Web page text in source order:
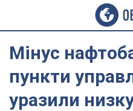
Мінус
пункти
уразили